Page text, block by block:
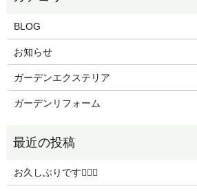
BLOG
お知らせ
ガーデンエクステリア
ガーデンリフォーム
お久しぶりです🙇🏻‍♀️